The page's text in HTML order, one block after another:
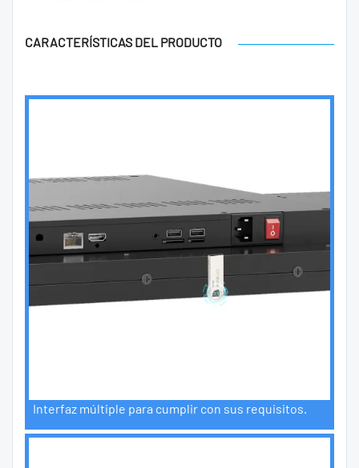
CARACTERÍSTICAS DEL PRODUCTO
Interfaz múltiple para cumplir con sus requisitos.